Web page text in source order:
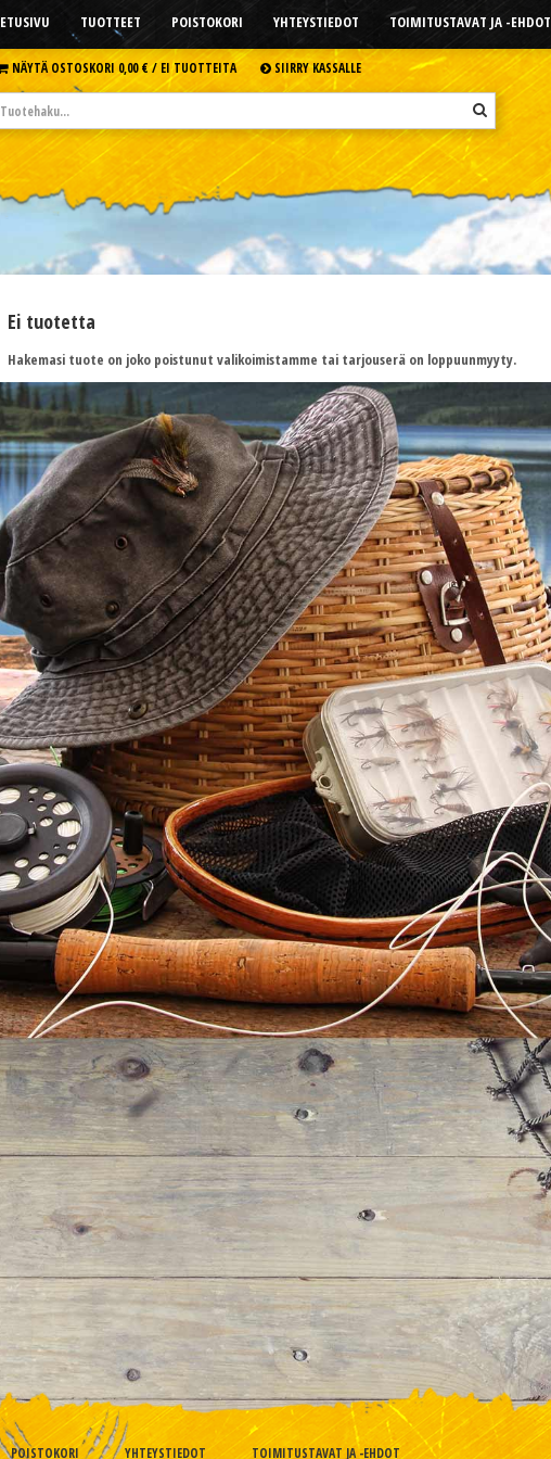
ETUSIVU TUOTTEET POISTOKORI YHTEYSTIEDOT TOIMITUSTAVAT JA -EHDOT
NÄYTÄ OSTOSKORI 0,00 € /EI TUOTTEITA SIIRRY KASSALLE
Ei tuotetta
Hakemasi tuote on joko poistunut valikoimistamme tai tarjouserä on loppuunmyyty.
POISTOKORI YHTEYSTIEDOT TOIMITUSTAVAT JA -EHDOT